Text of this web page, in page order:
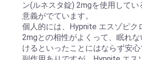
ン(ルネスタ錠) 2mgを使用して
意義がでています。
個人的には、Hypnite エスゾピク
2mgとの相性がよくって、眠れ
けるといったことにはならず安心